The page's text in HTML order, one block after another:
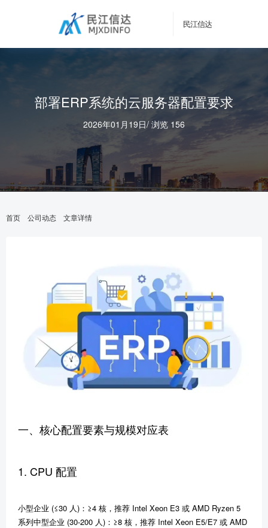
民江信达
部署ERP系统的云服务器配置要求
2026年01月19日/ 浏览 156
首页 公司动态 文章详情
一、核心配置要素与规模对应表
1. CPU 配置
小型企业 (≤30 人)：≥4 核，推荐 Intel Xeon E3 或 AMD Ryzen 5
系列中型企业 (30-200 人)：≥8 核，推荐 Intel Xeon E5/E7 或 AMD